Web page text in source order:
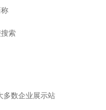
索
多数企业展示站